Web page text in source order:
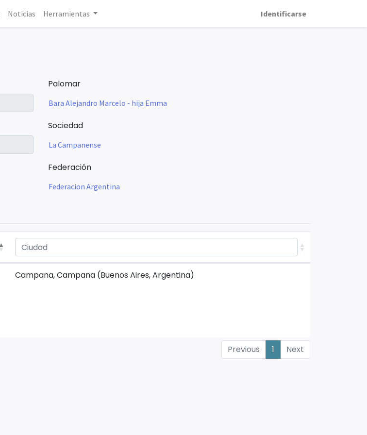
Noticias Herramientas Identificarse
Palomar
Bara Alejandro Marcelo - hija Emma
Sociedad
La Campanense
Federación
Federacion Argentina
Campana, Campana (Buenos Aires, Argentina)
Previous 1 Next